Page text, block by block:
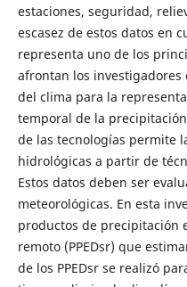
estaciones, seguridad,
escasez de estos datos en
representa uno de los
afrontan los investigadores
del clima para la
temporal de la
de las tecnologías permite
hidrológicas a partir de
Estos datos deben ser
meteorológicas. En esta
productos de precipitación
remoto (PPEDsr) que
de los PPEDsr se realizó